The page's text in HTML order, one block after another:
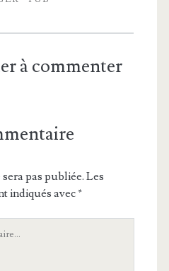
à commenter
pas publiée. Les
indiqués avec*